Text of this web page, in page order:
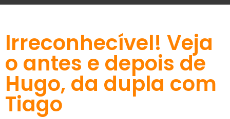
Irreconhecível! Veja
o antes e depois de
Hugo, da dupla com
Tiago